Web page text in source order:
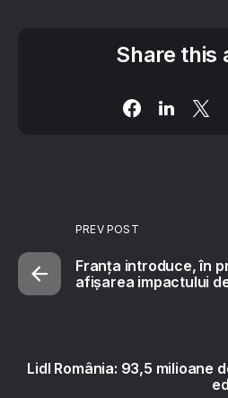
Share this
PREV POST
Franța introduce, în
afișarea impactului
Lidl România: 93,5 milioane